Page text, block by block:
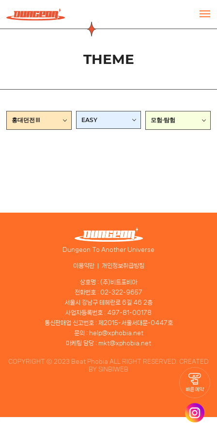
THEME
홍대던전Ⅲ EASY 모험·탐험
빠른 예약
Dungeon To Another Universe
이용약관 개인정보취급방침
상호명 : (주)비트포비아
전화번호 : 02-322-9657
서울시 강남구 테헤란로 6길 46 2층
사업자등록번호 : 497-81-00178
통신판매업 신고번호 : 제2015-서울서대문-0447호
문의 : help@xphobia.net
마케팅 담당 : mkt@xphobia.net
COPYRIGHT ⓒ 2023 Beat Phobia ALL RIGHT RESERVED. CREATED
BY SINBIWEB